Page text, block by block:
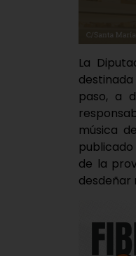
La
paso, a
música
de la
desdeñar